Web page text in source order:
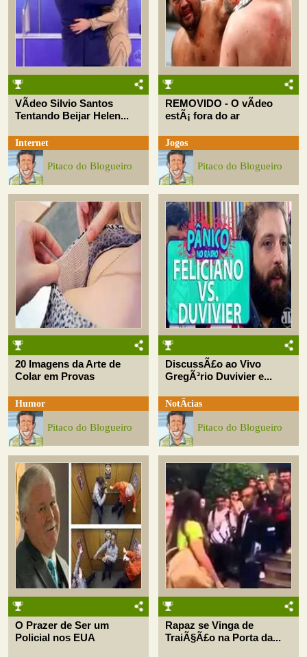
VÃ­deo Silvio Santos
Tentando Beijar Helen...
Internet
Pitaco do Blogueiro
REMOVIDO - O vÃ­deo
estÃ¡ fora do ar
Jogos
Pitaco do Blogueiro
20 Imagens da Arte de
Colar em Provas
Humor
Pitaco do Blogueiro
DiscussÃ£o ao Vivo
GregÃ³rio Duvivier e...
NotÃ­cias
Pitaco do Blogueiro
O Prazer de Ser um
Policial nos EUA
Rapaz se Vinga de
TraiÃ§Ã£o na Porta da...